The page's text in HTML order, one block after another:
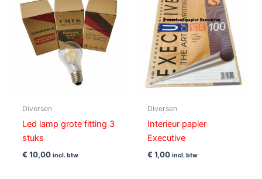
Diversen
Led lamp grote fitting 3
stuks
€ 10,00 incl. btw
Diversen
Interieur papier
Executive
€ 1,00 incl. btw